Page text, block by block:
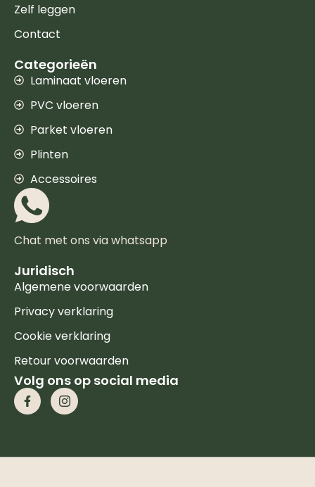
Zelf leggen
Contact
Categorieën
Laminaat vloeren
PVC vloeren
Parket vloeren
Plinten
Accessoires
Chat met ons via whatsapp
Juridisch
Algemene voorwaarden
Privacy verklaring
Cookie verklaring
Retour voorwaarden
Volg ons op social media